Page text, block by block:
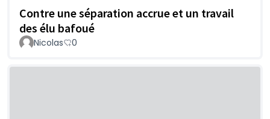
Contre une séparation accrue et un travail
des élu bafoué
Nicolas 0